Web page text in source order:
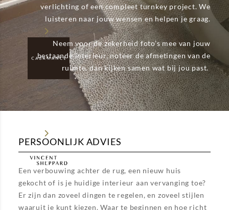
verlichting of een compleet turnkey project. We
luisteren naar jouw wensen en helpen je graag.
Neem voor de zekerheid foto’s mee van jouw
bestaande interieur, noteer de afmetingen van de
ruimte, dan kijken samen wat bij jou past.
PERSOONLIJK ADVIES
Een verbouwing achter de rug, een nieuw huis
gekocht of is je huidige interieur aan vervanging toe?
Er zijn dan zoveel dingen te regelen, en zoveel stijlen
waaruit je kunt kiezen. Waar te beginnen en hoe richt